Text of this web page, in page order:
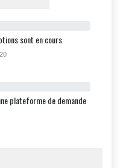
sont en cours
plateforme de demande